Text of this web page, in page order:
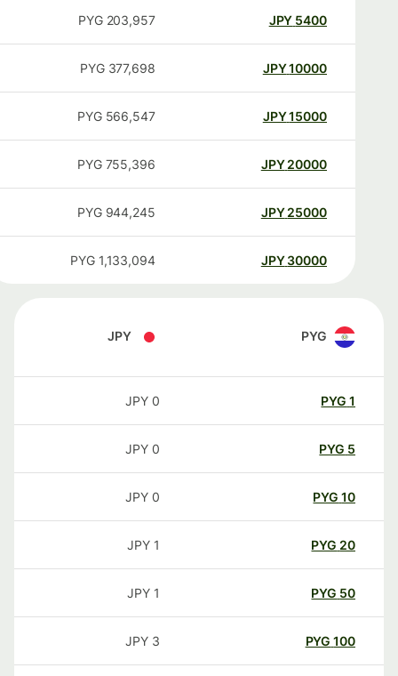
5400
JPY
203,957
PYG
10000
JPY
377,698
PYG
15000
JPY
566,547
PYG
20000
JPY
755,396
PYG
25000
JPY
944,245
PYG
30000
JPY
1,133,094
PYG
PYG
JPY
PYG
JPY
PYG
JPY
PYG
JPY
20
PYG
JPY
50
PYG
JPY
100
PYG
JPY